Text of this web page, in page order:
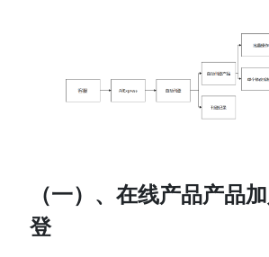
（一）、在线产品产品
登